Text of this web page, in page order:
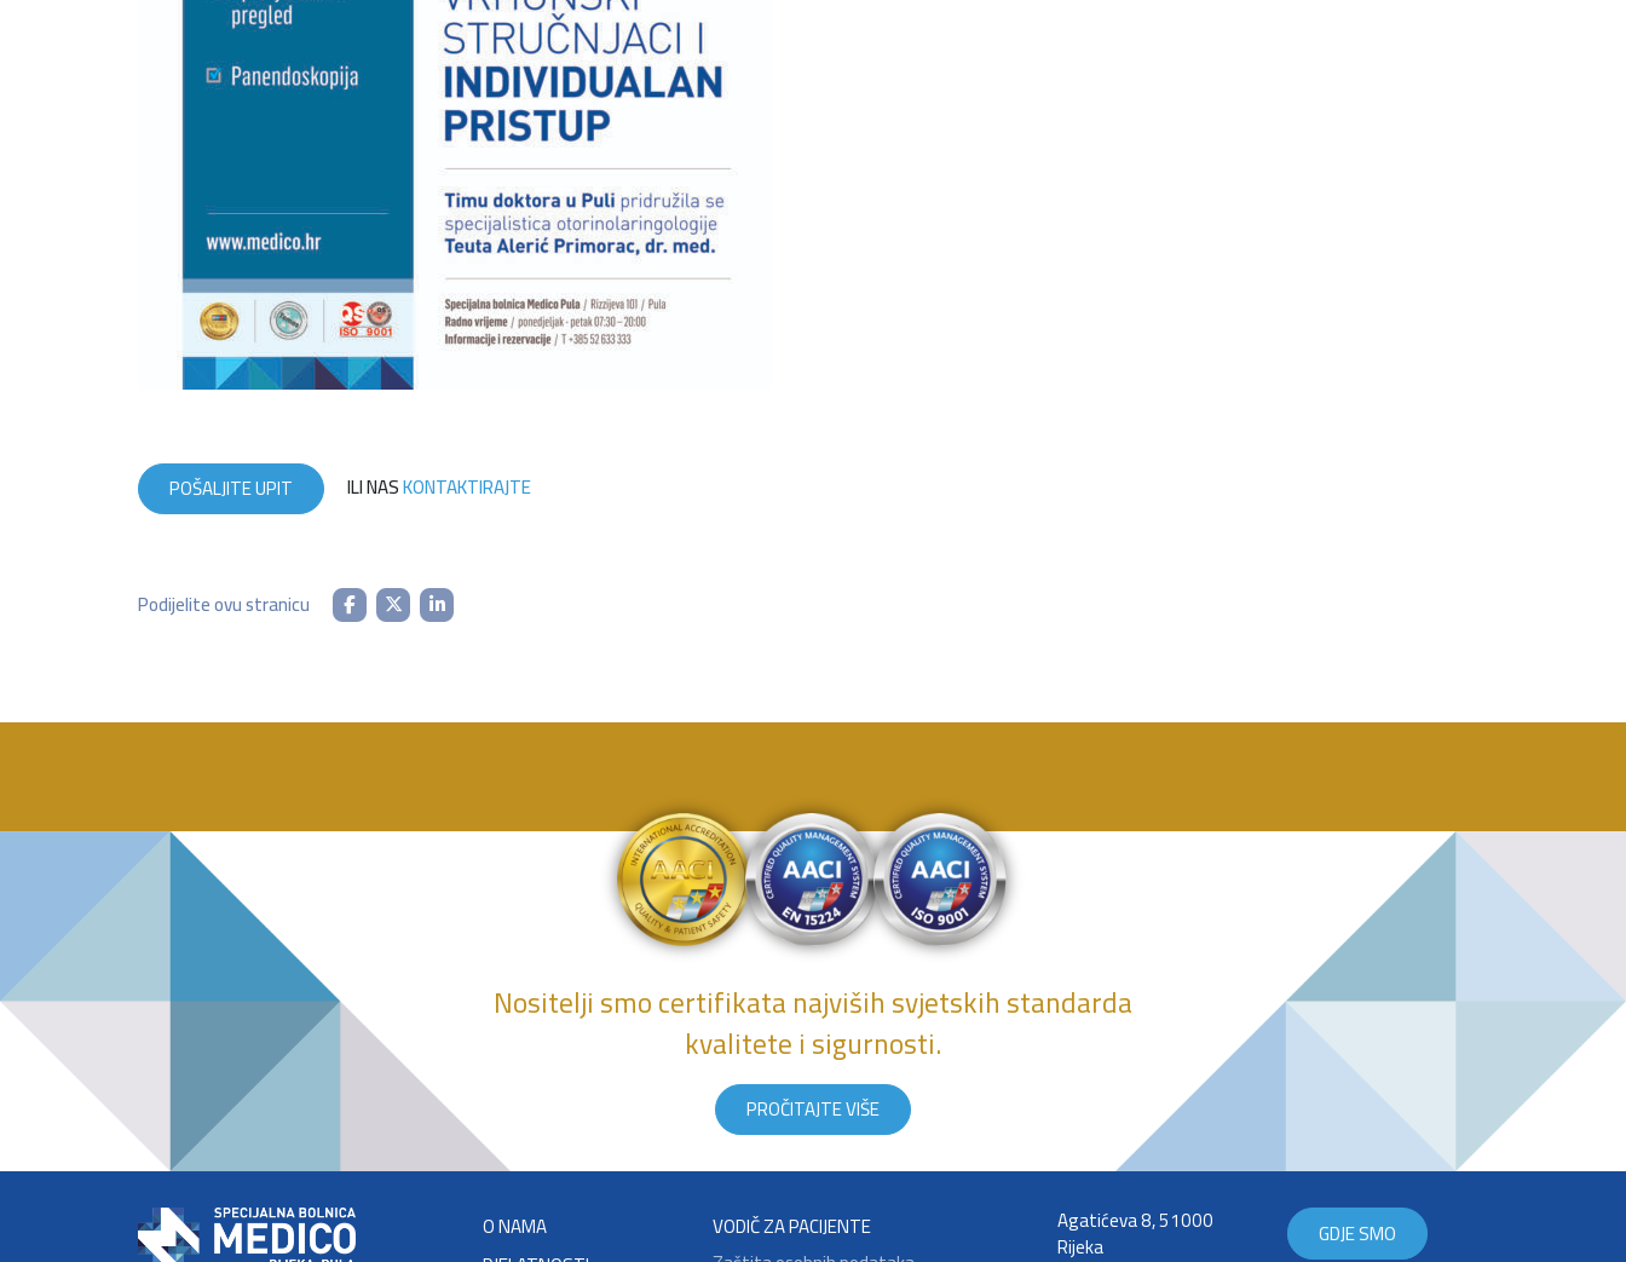
POŠALJITE UPIT ILI NASKONTAKTIRAJTE
Podijelite ovu stranicu
Nositelji smo certifikata najviših svjetskih standarda
kvalitete i sigurnosti.
PROČITAJTE VIŠE
O NAMA
VODIČ ZA PACIJENTE
Agatićeva 8, 51000
Rijeka GDJE SMO